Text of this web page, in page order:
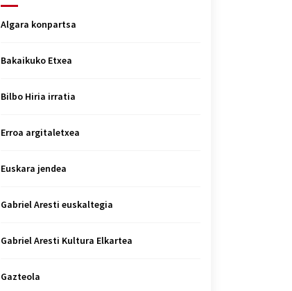
Algara konpartsa
Bakaikuko Etxea
Bilbo Hiria irratia
Erroa argitaletxea
Euskara jendea
Gabriel Aresti euskaltegia
Gabriel Aresti Kultura Elkartea
Gazteola